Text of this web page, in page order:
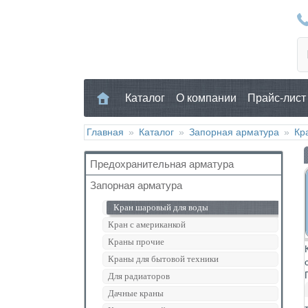
Каталог О компании Прайс-лист
Главная » Каталог » Запорная арматура »
Предохранительная арматура
Воздухоотводчик
Клапан предохранительный
Манометр/Термометр
Обратный клапан
Поплавковый клапан
Регулятор давления
Кран Маевского
Запорная арматура
Кран шаровый для воды
Кран с американкой
Краны прочие
Краны для бытовой техники
Для радиаторов
Дачные краны